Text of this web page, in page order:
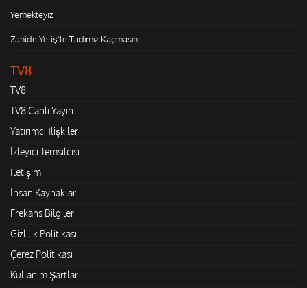
Yemekteyiz
Zahide Yetiş'le Tadımız Kaçmasın
TV8
TV8
TV8 Canlı Yayın
Yatırımcı İlişkileri
İzleyici Temsilcisi
İletişim
İnsan Kaynakları
Frekans Bilgileri
Gizlilik Politikası
Çerez Politikası
Kullanım Şartları